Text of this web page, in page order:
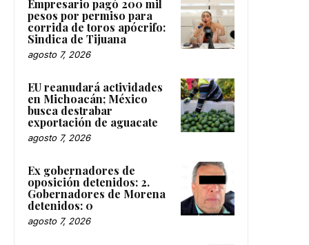
Empresario pagó 200 mil
pesos por permiso para
corrida de toros apócrifo:
Sindica de Tijuana
agosto 7, 2026
EU reanudará actividades
en Michoacán; México
busca destrabar
exportación de aguacate
agosto 7, 2026
Ex gobernadores de
oposición detenidos: 2.
Gobernadores de Morena
detenidos: 0
agosto 7, 2026